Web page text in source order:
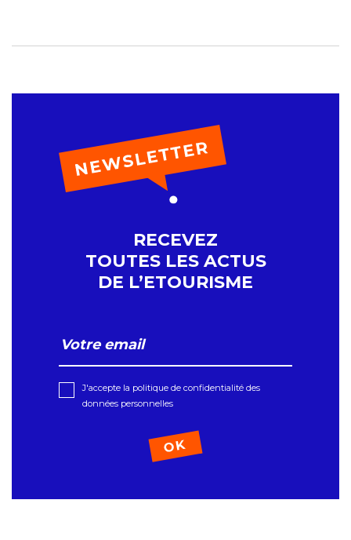
RECEVEZ
TOUTES LES ACTUS
DE L’ETOURISME
J'accepte la politique de confidentialité des
données personnelles